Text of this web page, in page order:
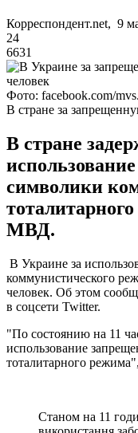
Корреспондент.net, 9
24
6631
Фото: facebook.com/
В стране за
В стране
символики
МВД.
В Украине за
коммунистического
человек. Об этом
в соцсети Twitter.
"По состоянию на 11
использование
тоталитарного
Станом на 11